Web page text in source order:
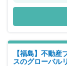
制度など女性の
【福島】不動
スのグローバル